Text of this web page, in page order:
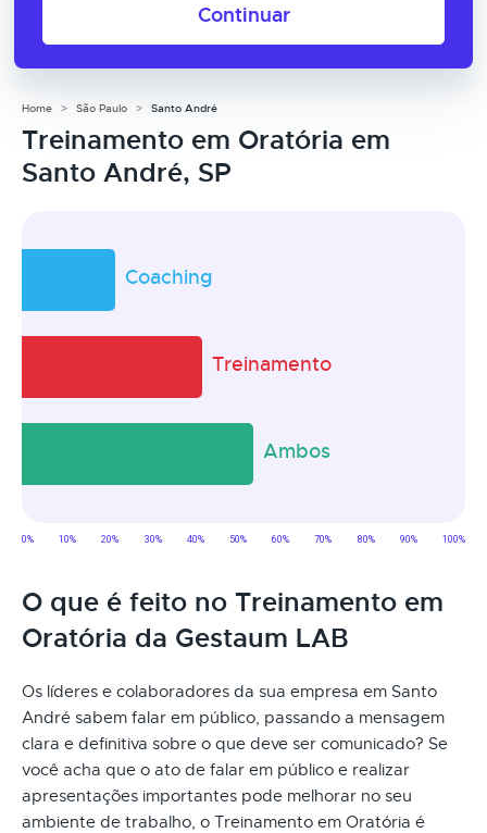
Continuar
Home São Paulo Santo André
Treinamento em Oratória em
Santo André, SP
O que é feito no Treinamento em
Oratória da Gestaum LAB
Os líderes e colaboradores da sua empresa em Santo
André sabem falar em público, passando a mensagem
clara e definitiva sobre o que deve ser comunicado? Se
você acha que o ato de falar em público e realizar
apresentações importantes pode melhorar no seu
ambiente de trabalho, o Treinamento em Oratória é